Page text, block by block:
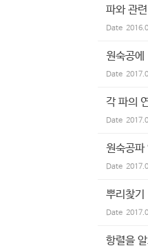
파와 관
Date
원숙공에
Date
각 파의
Date
원숙공파
Date
뿌리찾기
Date
항렬을